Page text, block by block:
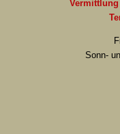
Sonn-